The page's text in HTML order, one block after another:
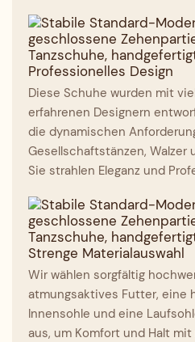
Professionelles Design
Diese Schuhe wurden mit
erfahrenen Designern
die dynamischen
Gesellschaftstänzen, Walzer
Sie strahlen Eleganz und
Strenge Materialauswahl
Wir wählen sorgfältig
atmungsaktives Futter, eine
Innensohle und eine
aus, um Komfort und Halt